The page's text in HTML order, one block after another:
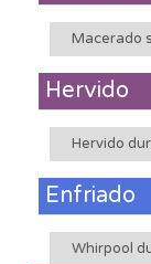
Macerado
Hervido
Hervido
Enfriado
Whirpool